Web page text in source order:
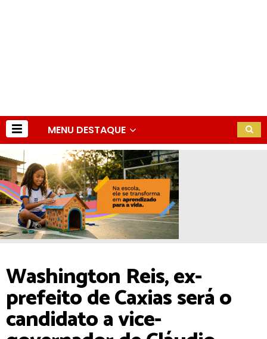
MENU DESTAQUE
Washington Reis, ex-
prefeito de Caxias será o
candidato a vice-